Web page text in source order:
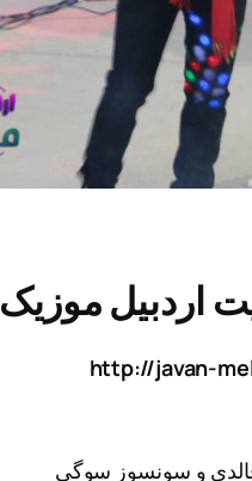
اردبیل موزیک
http://javan-
قالدی و سونسوز سوگی